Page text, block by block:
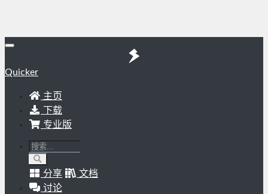
Quicker
主页
下载
专业版
分享
文档
讨论